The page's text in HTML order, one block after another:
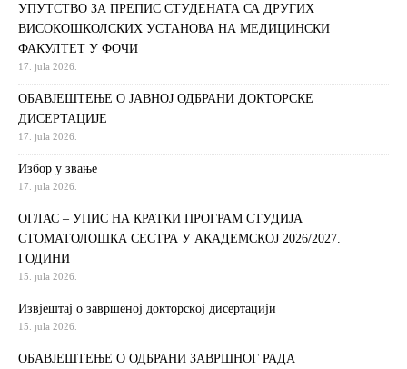
УПУТСТВО ЗА ПРЕПИС СТУДЕНАТА СА ДРУГИХ
ВИСОКОШКОЛСКИХ УСТАНОВА НА МЕДИЦИНСКИ
ФАКУЛТЕТ У ФОЧИ
17. jula 2026.
ОБАВЈЕШТЕЊЕ О ЈАВНОЈ ОДБРАНИ ДОКТОРСКЕ
ДИСЕРТАЦИЈЕ
17. jula 2026.
Избор у звање
17. jula 2026.
ОГЛАС – УПИС НА КРАТКИ ПРОГРАМ СТУДИЈА
СТОМАТОЛОШКА СЕСТРА У АКАДЕМСКОЈ 2026/2027.
ГОДИНИ
15. jula 2026.
Извjeштaj o зaвршeнoj дoктoрскoj дисeртaциjи
15. jula 2026.
ОБАВЈЕШТЕЊЕ О ОДБРАНИ ЗАВРШНОГ РАДА